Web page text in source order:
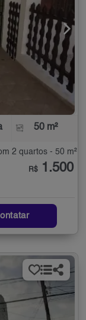
50 m²
2 quartos - 50 m²
R$ 1.500